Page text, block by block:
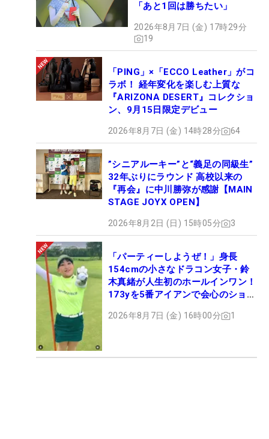
「あと1回は勝ちたい」
2026年8月7日 (金) 17時29分
19
「PING」×「ECCO Leather」がコ
ラボ！ 経年変化を楽しむ上質な
『ARIZONA DESERT』コレクショ
ン、9月15日限定デビュー
2026年8月7日 (金) 14時28分 64
”シニアルーキー”と“義足の同級生”
32年ぶりにラウンド 高校以来の
『再会』に中川勝弥が感謝【MAIN
STAGE JOYX OPEN】
2026年8月2日 (日) 15時05分 3
「パーティーしようぜ！」身長
154cmの小さなドラコン女子・鈴
木真緒が人生初のホールインワン！
173yを5番アイアンで会心のショッ
2026年8月7日 (金) 16時00分 1